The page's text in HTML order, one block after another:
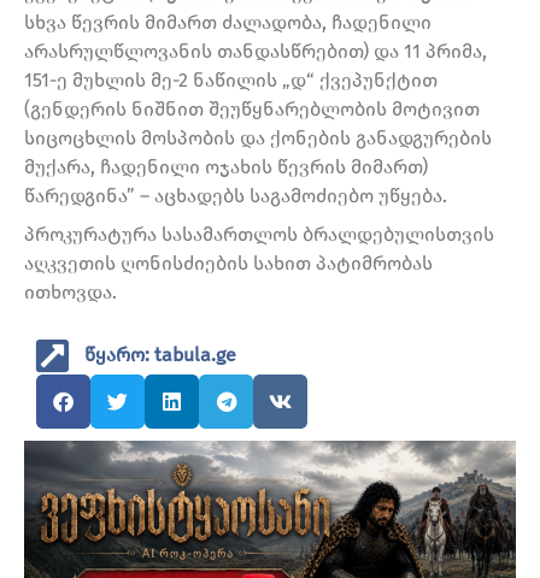
სხვა წევრის მიმართ ძალადობა, ჩადენილი
არასრულწლოვანის თანდასწრებით) და 11 პრიმა,
151-ე მუხლის მე-2 ნაწილის „დ“ ქვეპუნქტით
(გენდერის ნიშნით შეუწყნარებლობის მოტივით
სიცოცხლის მოსპობის და ქონების განადგურების
მუქარა, ჩადენილი ოჯახის წევრის მიმართ)
წარედგინა” – აცხადებს საგამოძიებო უწყება.
პროკურატურა სასამართლოს ბრალდებულისთვის
აღკვეთის ღონისძიების სახით პატიმრობას
ითხოვდა.
წყარო: tabula.ge